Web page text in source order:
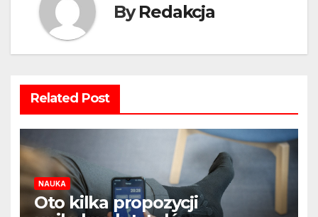
ByRedakcja
Related Post
NAUKA
Oto kilka propozycji